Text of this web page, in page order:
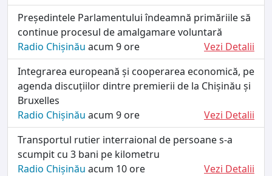
Președintele Parlamentului îndeamnă primăriile să
continue procesul de amalgamare voluntară
Radio Chișinău acum 9 ore
Vezi Detalii
Integrarea europeană și cooperarea economică, pe
agenda discuțiilor dintre premierii de la Chișinău și
Bruxelles
Radio Chișinău acum 9 ore
Vezi Detalii
Transportul rutier interraional de persoane s-a
scumpit cu 3 bani pe kilometru
Radio Chișinău acum 10 ore
Vezi Detalii